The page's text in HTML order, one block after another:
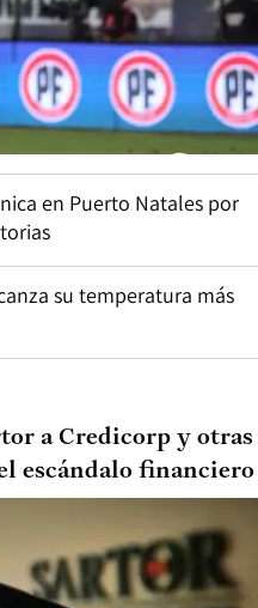
en Puerto Natales por
su temperatura más
a Credicorp y otras
escándalo financiero